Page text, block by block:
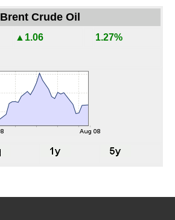
Brent Crude Oil
▲1.06 1.27%